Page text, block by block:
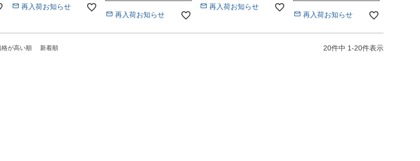
再入荷お知らせ
再入荷お知らせ
再入荷お知らせ
再入荷お知らせ
格が高い順 新着順 20件中 1-20件表示